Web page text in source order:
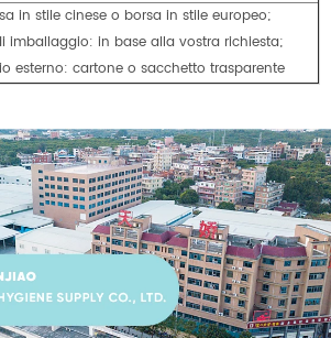
in stile cinese o borsa in stile europeo;
imballaggio: in base alla vostra richiesta;
esterno: cartone o sacchetto trasparente